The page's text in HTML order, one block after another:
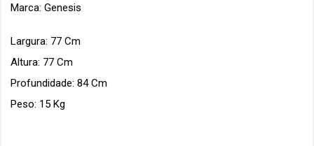
Marca: Genesis
Largura: 77 Cm
Altura: 77 Cm
Profundidade: 84 Cm
Peso: 15 Kg